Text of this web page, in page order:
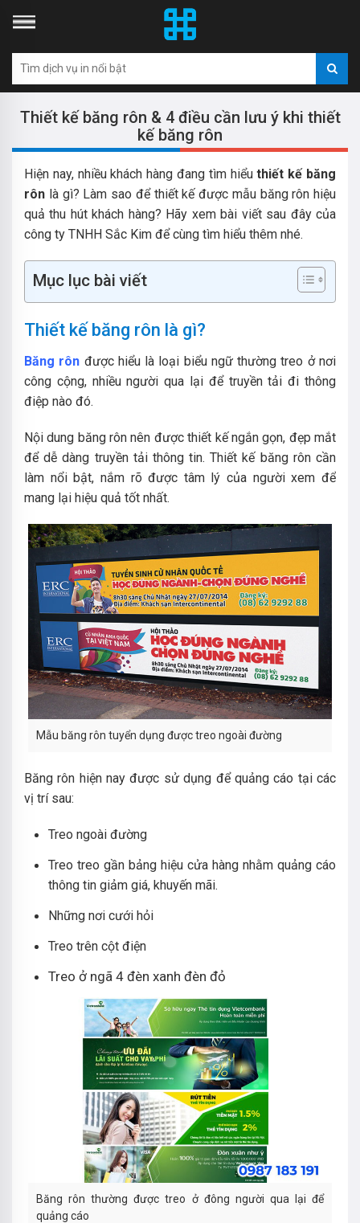
Thiết kế băng rôn & 4 điều cần lưu ý khi thiết
kế băng rôn
Hiện nay, nhiều khách hàng đang tìm hiểuthiết kế băng
rôn là gì? Làm sao để thiết kế được mẫu băng rôn hiệu
quả thu hút khách hàng? Hãy xem bài viết sau đây của
công ty TNHH Sắc Kim để cùng tìm hiểu thêm nhé.
Mục lục bài viết
Thiết kế băng rôn là gì?
Băng rôn được hiểu là loại biểu ngữ thường treo ở nơi
công cộng, nhiều người qua lại để truyền tải đi thông
điệp nào đó.
Nội dung băng rôn nên được thiết kế ngắn gọn, đẹp mắt
để dễ dàng truyền tải thông tin. Thiết kế băng rôn cần
làm nổi bật, nắm rõ được tâm lý của người xem để
mang lại hiệu quả tốt nhất.
Mẫu băng rôn tuyển dụng được treo ngoài đường
Băng rôn hiện nay được sử dụng để quảng cáo tại các
vị trí sau:
Treo ngoài đường
Treo treo gần bảng hiệu cửa hàng nhằm quảng cáo
thông tin giảm giá, khuyến mãi.
Những nơi cưới hỏi
Treo trên cột điện
Treo ở ngã 4 đèn xanh đèn đỏ
Băng rôn thường được treo ở đông người qua lại để
quảng cáo